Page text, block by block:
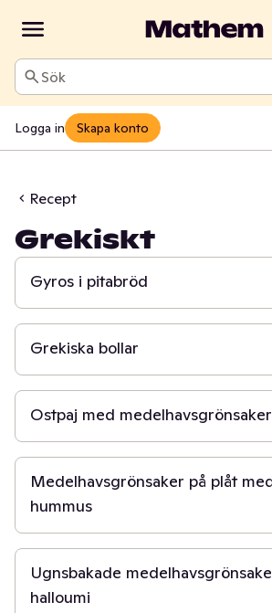
Sök
Logga in Skapa konto
Recept
Grekiskt
20 min
Gyros i pitabröd
30 min
Grekiska bollar
50 min
Ostpaj med medelhavsgrönsaker
30 min
Medelhavsgrönsaker på plåt
hummus
40 min
Ugnsbakade
halloumi